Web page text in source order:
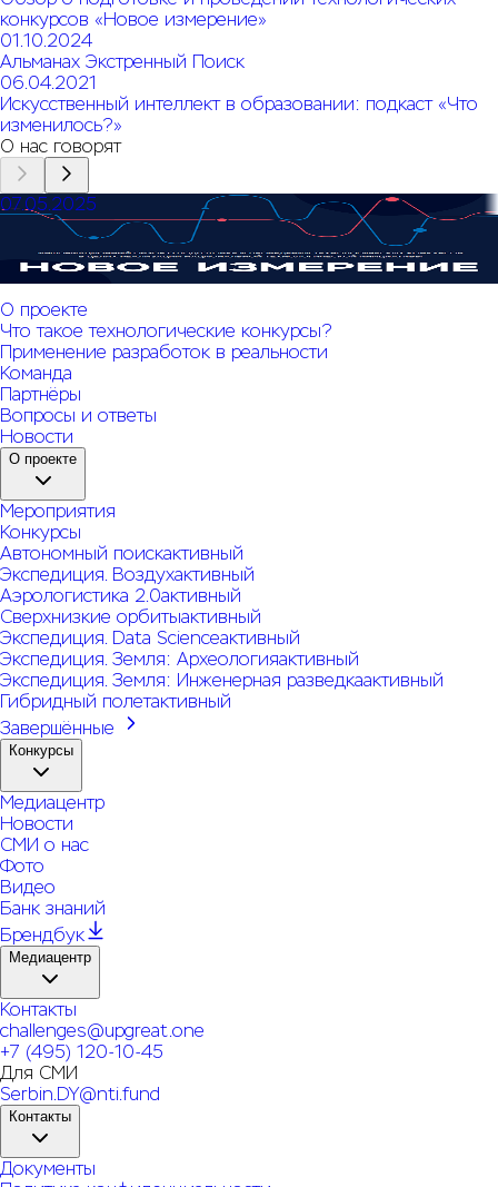
конкурсов «Новое измерение»
01.10.2024
Альманах Экстренный Поиск
06.04.2021
Искусственный интеллект в образовании: подкаст «Что
изменилось?»
О нас говорят
07.05.2025
Обзор о подготовке и проведении технологических
конкурсов «Новое измерение»
О проекте
Что такое технологические конкурсы?
Применение разработок в реальности
Команда
Партнёры
Вопросы и ответы
Новости
О проекте
Мероприятия
Конкурсы
Автономный поискактивный
Экспедиция. Воздухактивный
Аэрологистика 2.0активный
Сверхнизкие орбитыактивный
Экспедиция. Data Scienceактивный
Экспедиция. Земля: Археологияактивный
Экспедиция. Земля: Инженерная разведкаактивный
Гибридный полетактивный
Завершённые
Конкурсы
Медиацентр
Новости
СМИ о нас
Фото
Видео
Банк знаний
Брендбук
Медиацентр
Контакты
challenges@upgreat.one
+7 (495) 120-10-45
Для СМИ
Serbin.DY@nti.fund
Контакты
Документы